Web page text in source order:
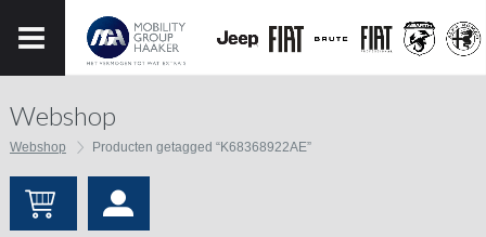
Webshop
Webshop Producten getagged “K68368922AE”